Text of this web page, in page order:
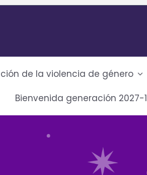
de la violencia de género
Bienvenida generación 2027-1